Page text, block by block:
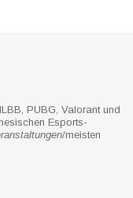
PUBG, Valorant und
Esports-
/meisten